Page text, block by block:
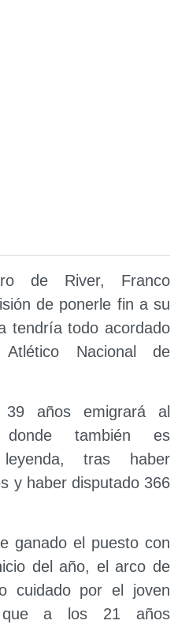
de River, Franco
de ponerle fin a su
tendría todo acordado
Nacional de
años emigrará al
donde también es
tras haber
y haber disputado 366
ganado el puesto con
del año, el arco de
cuidado por el joven
que a los 21 años